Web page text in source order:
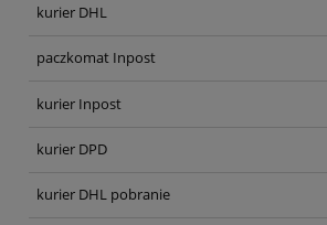
kurier DHL
paczkomat Inpost
kurier Inpost
kurier DPD
kurier DHL pobranie